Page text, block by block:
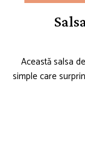
Această salsa
simple care